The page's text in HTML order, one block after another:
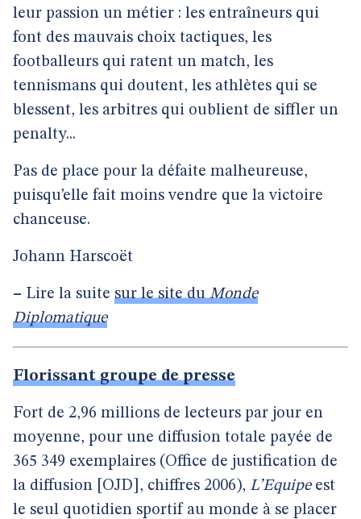
leur passion un métier : les entraîneurs qui
font des mauvais choix tactiques, les
footballeurs qui ratent un match, les
tennismans qui doutent, les athlètes qui se
blessent, les arbitres qui oublient de siffler un
penalty...
Pas de place pour la défaite malheureuse,
puisqu’elle fait moins vendre que la victoire
chanceuse.
Johann Harscoët
– Lire la suite sur le site duMonde
Diplomatique
Florissant groupe de presse
Fort de 2,96 millions de lecteurs par jour en
moyenne, pour une diffusion totale payée de
365 349 exemplaires (Office de justification de
la diffusion [OJD], chiffres 2006), L’Equipeest
le seul quotidien sportif au monde à se placer